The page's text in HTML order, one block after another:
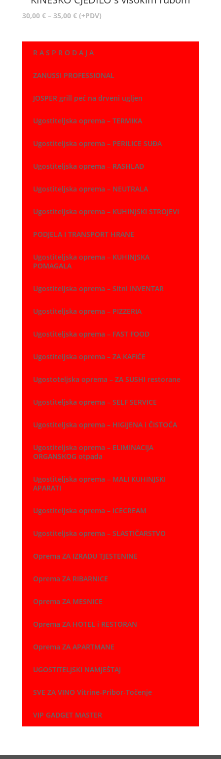
22,00 €
30,00 € – 35,00 €Raspon
30,00 €
35,00 €
(+PDV)
R A S P R O D A J A
ZANUSSI PROFESSIONAL
JOSPER grill peć na drveni ugljen
Ugostiteljska oprema – TERMIKA
Ugostiteljska oprema – PERILICE SUĐA
Ugostiteljska oprema – RASHLAD
Ugostiteljska oprema – NEUTRALA
Ugostiteljska oprema – KUHINJSKI STROJEVI
PODJELA I TRANSPORT HRANE
Ugostiteljska oprema – KUHINJSKA
POMAGALA
Ugostiteljska oprema – Sitni INVENTAR
Ugostiteljska oprema – PIZZERIA
Ugostiteljska oprema – FAST FOOD
Ugostiteljska oprema – ZA KAFIĆE
Ugostoteljska oprema – ZA SUSHI restorane
Ugostiteljska oprema – SELF SERVICE
Ugostiteljska oprema – HIGIJENA i ČISTOĆA
Ugostiteljska oprema – ELIMINACIJA
ORGANSKOG otpada
Ugostiteljska oprema – MALI KUHINJSKI
APARATI
Ugostiteljska oprema – ICECREAM
Ugostiteljska oprema – SLASTIČARSTVO
Oprema ZA IZRADU TJESTENINE
Oprema ZA RIBARNICE
Oprema ZA MESNICE
Oprema ZA HOTEL i RESTORAN
Oprema ZA APARTMANE
UGOSTITELJSKI NAMJEŠTAJ
SVE ZA VINO Vitrine-Pribor-Točenje
VIP GADGET MASTER